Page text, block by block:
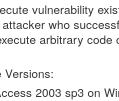
vulnerability
who
arbitrary code
2003 sp3 on